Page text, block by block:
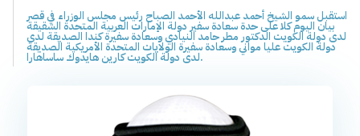
استقبل سمو الشيخ أحمد عبدالله الأحمد الصباح رئيس مجلس الوزراء في قصر
بيان اليوم كلا على حدة سعادة سفير دولة الإمارات العربية المتحدة الشقيقة
لدى دولة الكويت الدكتور مطر حامد النيادي وسعادة سفيرة كندا الصديقة لدى
دولة الكويت عليا مواني وسعادة سفيرة الولايات المتحدة الأمريكية الصديقة
لدى دولة الكويت كارين هايدوك ساساهارا.